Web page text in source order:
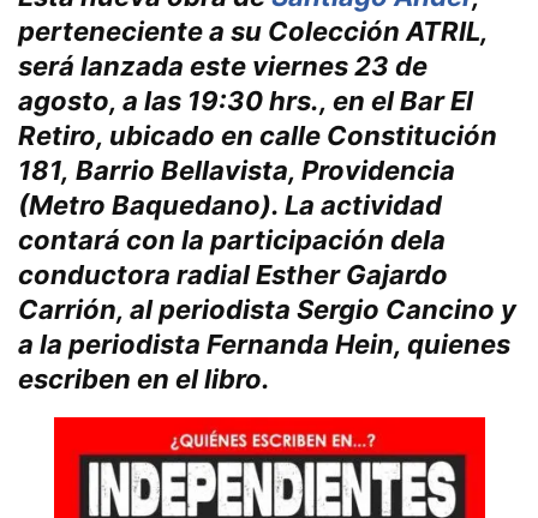
perteneciente a su Colección ATRIL,
será lanzada este viernes 23 de
agosto, a las 19:30 hrs., en el Bar El
Retiro, ubicado en calle Constitución
181, Barrio Bellavista, Providencia
(Metro Baquedano). La actividad
contará con la participación dela
conductora radial Esther Gajardo
Carrión, al periodista Sergio Cancino y
a la periodista Fernanda Hein, quienes
escriben en el libro.